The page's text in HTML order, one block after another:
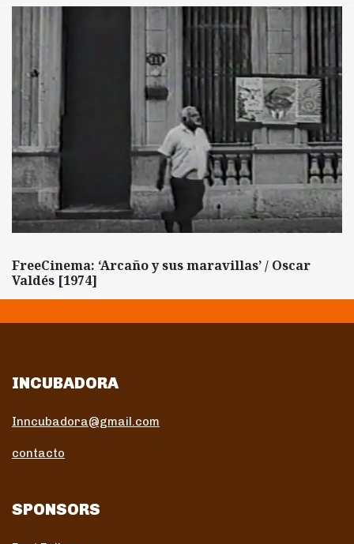
FreeCinema: ‘Arcaño y sus maravillas’ / Oscar
Valdés [1974]
INCUBADORA
Inncubadora@gmail.com
contacto
SPONSORS